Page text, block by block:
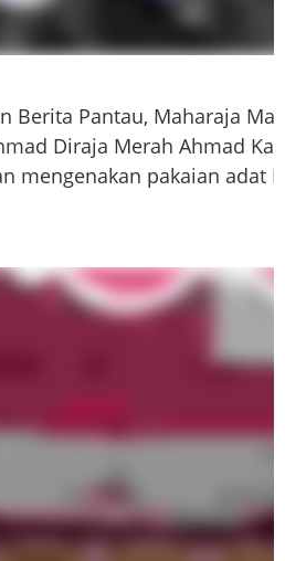
Berita Pantau, Maharaja
Diraja Merah Ahmad
mengenakan pakaian adat